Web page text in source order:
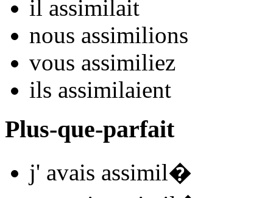
il assimilait
nous assimilions
vous assimiliez
ils assimilaient
Plus-que-parfait
j' avais assimil�